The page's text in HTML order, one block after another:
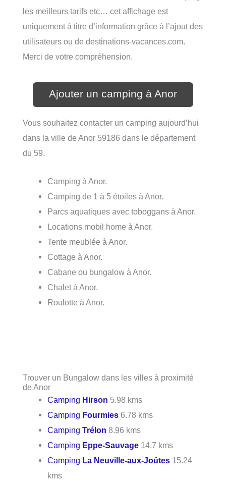
les meilleurs tarifs etc… cet affichage est
uniquement à titre d’information grâce à l’ajout des
utilisateurs ou de destinations-vacances.com.
Merci de votre compréhension.
Ajouter un camping à Anor
Vous souhaitez contacter un camping aujourd’hui
dans la ville de Anor 59186 dans le département
du 59.
Camping à Anor.
Camping de 1 à 5 étoiles à Anor.
Parcs aquatiques avec toboggans à Anor.
Locations mobil home à Anor.
Tente meublée à Anor.
Cottage à Anor.
Cabane ou bungalow à Anor.
Chalet à Anor.
Roulotte à Anor.
Trouver un Bungalow dans les villes à proximité
de Anor
Camping Hirson 5.98 kms
Camping Fourmies 6.78 kms
CampingTrélon 8.96 kms
Camping Eppe-Sauvage 14.7 kms
Camping La Neuville-aux-Joûtes 15.24
kms